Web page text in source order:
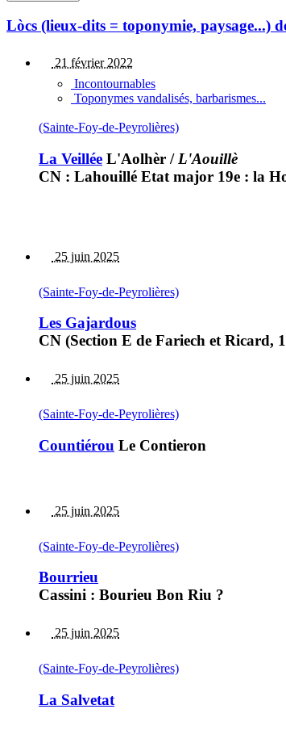
Lòcs (lieux-dits = toponymie, paysage...)
21 février 2022
Incontournables
Toponymes vandalisés, barbarismes...
(Sainte-Foy-de-Peyrolières)
La Veillée L'Aolhèr / L'Aouillè
CN : Lahouillé Etat major 19e : la
25 juin 2025
(Sainte-Foy-de-Peyrolières)
Les Gajardous
CN (Section E de Fariech et Ricard,
25 juin 2025
(Sainte-Foy-de-Peyrolières)
Countiérou Le Contieron
25 juin 2025
(Sainte-Foy-de-Peyrolières)
Bourrieu
Cassini : Bourieu Bon Riu ?
25 juin 2025
(Sainte-Foy-de-Peyrolières)
La Salvetat